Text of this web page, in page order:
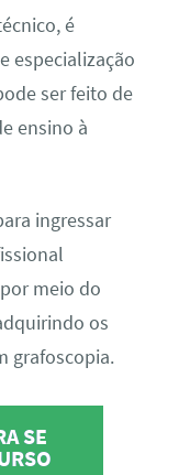
é
especialização
ser feito de
ensino à
ingressar
meio do
os
grafoscopia.
SE